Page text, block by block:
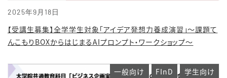
2025年9月18日
【受講生募集】全学学生対象「アイデア発想力養成演習」～課題て
んこもりBOXからはじまるAIプロンプト・ワークショップ～
一般向け FInD 学生向け